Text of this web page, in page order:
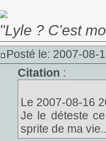
"Lyle ? C'est
Posté le: 2007-08-
Citation :
Le 2007-08-16
Je le déteste
sprite de ma